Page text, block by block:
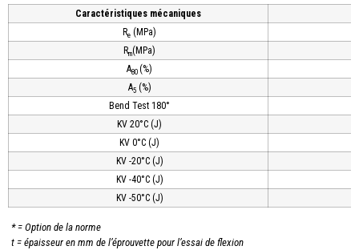
Caractéristiques mécaniques
Re (MPa)
Rm(MPa)
A80 (%)
A5(%)
Bend Test 180°
KV 20°C (J)
KV 0°C (J)
KV -20°C (J)
KV -40°C (J)
KV -50°C (J)
* = Option de la norme
t = épaisseur en mm de l’éprouvette pour l’essai de flexion